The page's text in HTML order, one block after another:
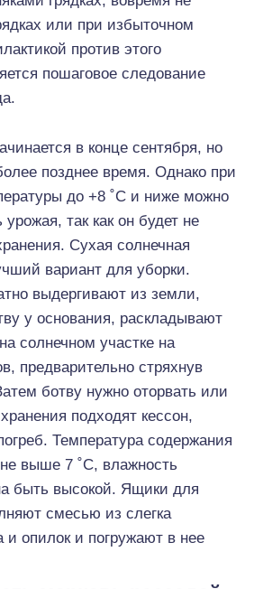
или при избыточном
против этого
пошаговое следование
в конце сентября, но
позднее время. Однако при
до +8 ˚С и ниже можно
урожая, так как он будет не
Сухая солнечная
вариант для уборки.
выдергивают из земли,
у основания, раскладывают
солнечном участке на
предварительно стряхнув
ботву нужно оторвать или
подходят кессон,
Температура содержания
выше 7 ˚С, влажность
быть высокой. Ящики для
смесью из слегка
и опилок и погружают в нее